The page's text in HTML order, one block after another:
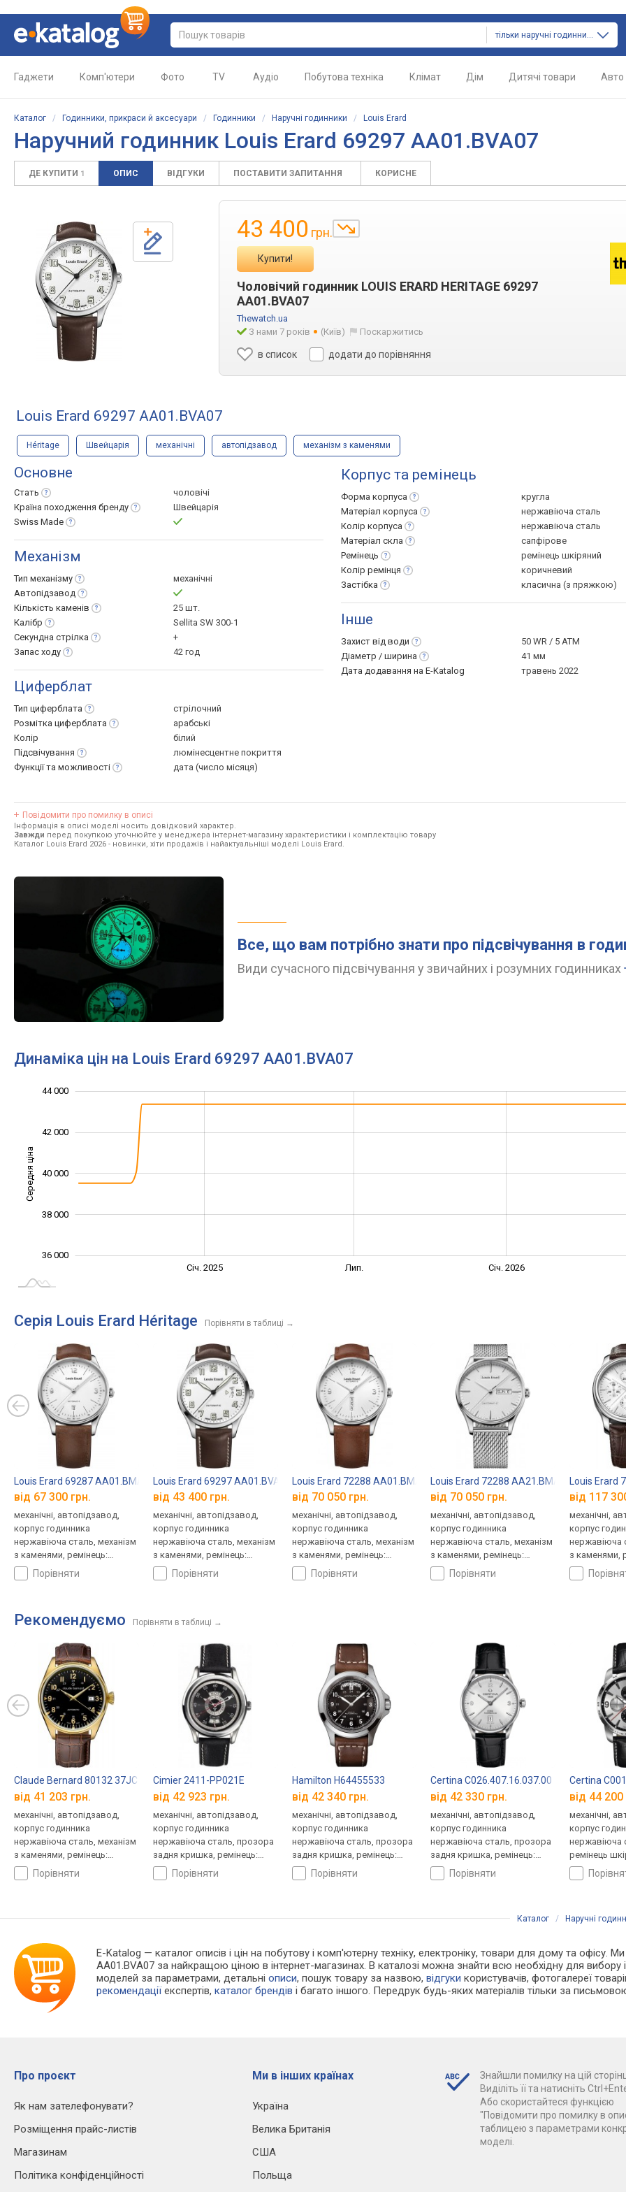
тільки наручні годинники
Гаджети Комп'ютери Фото TV Аудіо Побутова техніка Клімат Дім Дитячі товари Авто
Каталог / Годинники, прикраси й аксесуари / Годинники / Наручні годинники / Louis Erard
Наручний годинник Louis Erard 69297 AA01.BVA07
ДЕ КУПИТИ 1 ОПИС ВІДГУКИ ПОСТАВИТИ ЗАПИТАННЯ КОРИСНЕ
43 400 грн.
Купити!
Чоловічий годинник LOUIS ERARD HERITAGE 69297
AA01.BVA07
Thewatch.ua
З нами 7 років
(Київ) Поскаржитись
в список додати до порівняння
Louis Erard 69297 AA01.BVA07
Héritage Швейцарія механічні автопідзавод механізм з каменями
Основне
Стать
чоловічі
Країна походження бренду
Швейцарія
Swiss Made
Механізм
Тип механізму
механічні
Автопідзавод
Кількість каменів
25 шт.
Калібр
Sellita SW 300-1
Секундна стрілка
+
Запас ходу 42 год
Циферблат
Тип циферблата
стрілочний
Розмітка циферблата
арабські
Колір
білий
Підсвічування
люмінесцентне покриття
Функції та можливості дата (число місяця)
Корпус та ремінець
Форма корпуса
кругла
Матеріал корпуса
нержавіюча сталь
Колір корпуса
нержавіюча сталь
Матеріал скла
сапфірове
Ремінець
ремінець шкіряний
Колір ремінця
коричневий
Застібка
класична (з пряжкою)
Інше
Захист від води
50 WR / 5 ATM
Діаметр / ширина
41 мм
Дата додавання на E-Katalog
травень 2022
Повідомити про помилку в описі
Інформація в описі моделі носить довідковий характер.
Завжди перед покупкою уточнюйте у менеджера інтернет-магазину характеристики і комплектацію товару
Каталог Louis Erard 2026 - новинки, хіти продажів і найактуальніші моделі Louis Erard.
Все, що вам потрібно знати про підсвічування в
Види сучасного підсвічування у звичайних і розумних годинниках
Динаміка цін на Louis Erard 69297 AA01.BVA07
Середня ціна 37 000
36 000
38 000
40 000
42 000
44 000
Січ. 2025 Лип. Січ. 2026
Серія Louis Erard Héritage Порівняти в таблиці →
Louis Erard 69287 AA01.BMA08
від 67 300 грн.
механічні, автопідзавод,
корпус годинника
нержавіюча сталь, механізм
з каменями, ремінець:
ремінець шкіряний, WR 50,
Швейцарія
порівняти
Louis Erard 69297 AA01.BVA07
від 43 400 грн.
механічні, автопідзавод,
корпус годинника
нержавіюча сталь, механізм
з каменями, ремінець:
ремінець шкіряний, WR 50,
Швейцарія
порівняти
Louis Erard 72288 AA01.BMA08
від 70 050 грн.
механічні, автопідзавод,
корпус годинника
нержавіюча сталь, механізм
з каменями, ремінець:
ремінець шкіряний, WR 50,
Швейцарія
порівняти
Louis Erard 72288 AA21.BMA08
від 70 050 грн.
механічні, автопідзавод,
корпус годинника
нержавіюча сталь, механізм
з каменями, ремінець:
міланський браслет, WR 50,
Швейцарія
порівняти
Louis Erard
від 117
механічні,
корпус
нержавіюча
з каменями,
ремінець
Швейцарія
Рекомендуємо Порівняти в таблиці →
Claude Bernard 80132 37JC NID
від 41 203 грн.
механічні, автопідзавод,
корпус годинника
нержавіюча сталь, механізм
з каменями, ремінець:
ремінець шкіряний, WR 50,
Швейцарія
порівняти
Cimier 2411-PP021E
від 42 923 грн.
механічні, автопідзавод,
корпус годинника
нержавіюча сталь, прозора
задня кришка, ремінець:
ремінець шкіряний, WR 50,
Швейцарія
порівняти
Hamilton H64455533
від 42 340 грн.
механічні, автопідзавод,
корпус годинника
нержавіюча сталь, прозора
задня кришка, ремінець:
ремінець шкіряний, WR 50,
Швейцарія
порівняти
Certina C026.407.16.037.00
від 42 330 грн.
механічні, автопідзавод,
корпус годинника
нержавіюча сталь, прозора
задня кришка, ремінець:
ремінець шкіряний, WR 100,
Швейцарія
порівняти
Certina
від 44 200
механічні,
корпус
нержавіюча
ремінець
Швейцарія
Каталог / Наручні
E-Katalog — каталог описів і цін на побутову і комп'ютерну техніку, електроніку, товари для дому та офісу.
AA01.BVA07 за найкращою ціною в інтернет-магазинах. В каталозі можна знайти всю необхідну для
моделей за параметрами, детальніописи, пошук товару за назвою,відгуки користувачів, фотогалереї
рекомендації експертів,каталог брендів і багато іншого. Передрук будь-яких матеріалів тільки за
Про проєкт
Як нам зателефонувати?
Розміщення прайс-листів
Магазинам
Політика конфіденційності
Ми в інших країнах
Україна
Велика Британія
США
Польща
Знайшли помилку на цій
Виділіть її та натисніть
Або скористайтеся функцією
"Повідомити про помилку в
таблицею з параметрами
моделі.